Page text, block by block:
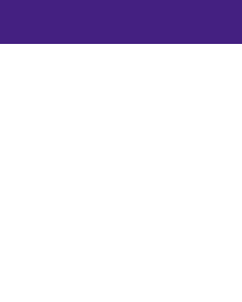
ダ）E Fund